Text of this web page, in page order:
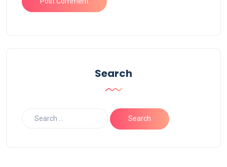
Search